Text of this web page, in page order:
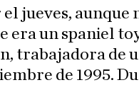
jueves, aunque
era un spaniel
trabajadora de
de 1995.